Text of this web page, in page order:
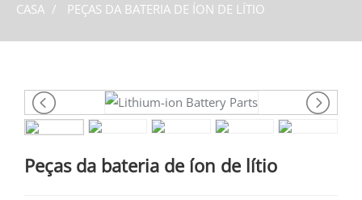
CASA PEÇAS DA BATERIA DE ÍON DE LÍTIO
Peças da bateria de íon de lítio